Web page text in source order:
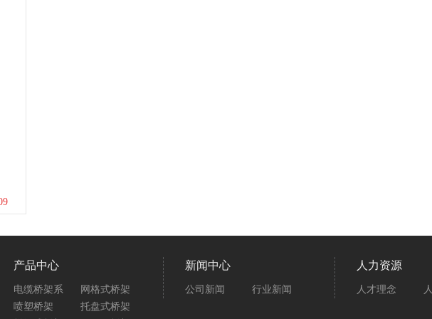
产品中心
电缆桥架系
网格式桥架
喷塑桥架
托盘式桥架
新闻中心
公司新闻 行业新闻
人力资源
人才理念